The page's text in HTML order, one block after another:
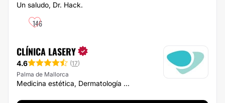
Un saludo, Dr. Hack.
146
CLÍNICA LASERY
4.6 (17)
Palma de Mallorca
Medicina estética, Dermatología ...